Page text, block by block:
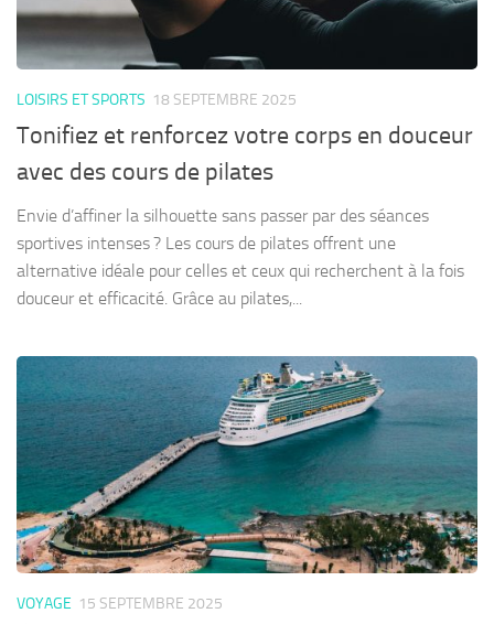
LOISIRS ET SPORTS 18 SEPTEMBRE 2025
Tonifiez et renforcez votre corps en douceur
avec des cours de pilates
Envie d’affiner la silhouette sans passer par des séances
sportives intenses ? Les cours de pilates offrent une
alternative idéale pour celles et ceux qui recherchent à la fois
douceur et efficacité. Grâce au pilates,...
VOYAGE 15 SEPTEMBRE 2025